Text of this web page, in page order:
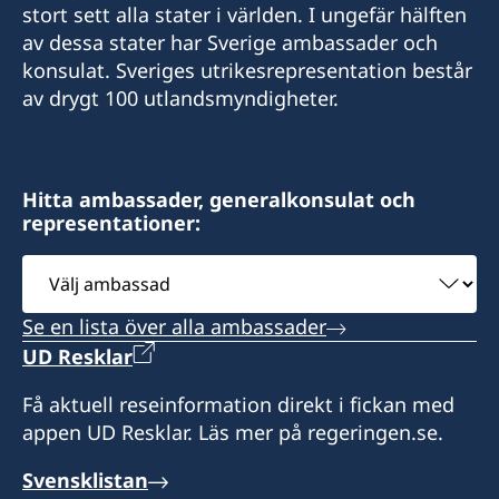
HonoraryConsul@alsulaimangroup.com
Fax
Cross section of Rawdah Street with Prince
Sultan Street
Al-Sulaiman Business Center
8:th Floor
Postadress:
Consulate of Sweden
Saud Alsulaiman
PO Box 127383
Jeddah 21352
Saudi Arabia
stort sett alla stater i världen. I ungefär hälften
av dessa stater har Sverige ambassader och
konsulat. Sveriges utrikesrepresentation består
av drygt 100 utlandsmyndigheter.
Hitta ambassader, generalkonsulat och
representationer:
Välj
ambassad
Se en lista över alla ambassader
UD Resklar
Få aktuell reseinformation direkt i fickan med
appen UD Resklar. Läs mer på regeringen.se.
Svensklistan